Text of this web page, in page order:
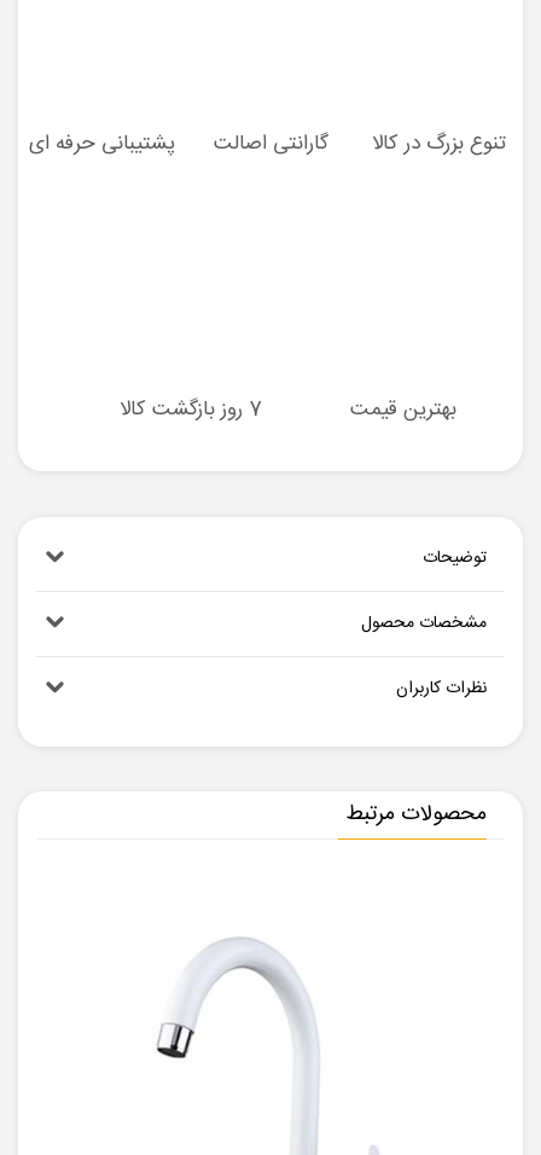
تنوع بزرگ در کالا گارانتی اصالت پشتیبانی حرفه ای
بهترین قیمت 7 روز بازگشت کالا
توضیحات
مشخصات محصول
نظرات کاربران
محصولات مرتبط